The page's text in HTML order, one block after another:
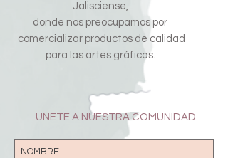
Jalisciense,
donde nos preocupamos por
comercializar productos de calidad
para las artes gráficas.
UNETE A NUESTRA COMUNIDAD